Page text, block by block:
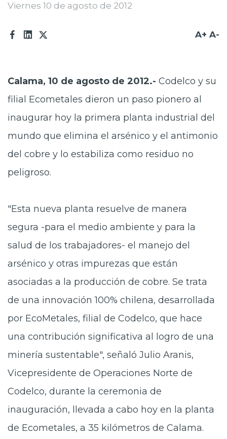
Acceso trabajadores/as
Viernes 10 de agosto de 2012
A+ A-
Calama, 10 de agosto de 2012.- Codelco y su
filial Ecometales dieron un paso pionero al
inaugurar hoy la primera planta industrial del
mundo que elimina el arsénico y el antimonio
del cobre y lo estabiliza como residuo no
peligroso.
"Esta nueva planta resuelve de manera
segura -para el medio ambiente y para la
salud de los trabajadores- el manejo del
arsénico y otras impurezas que están
asociadas a la producción de cobre. Se trata
de una innovación 100% chilena, desarrollada
por EcoMetales, filial de Codelco, que hace
una contribución significativa al logro de una
minería sustentable", señaló Julio Aranis,
Vicepresidente de Operaciones Norte de
Codelco, durante la ceremonia de
inauguración, llevada a cabo hoy en la planta
de Ecometales, a 35 kilómetros de Calama.